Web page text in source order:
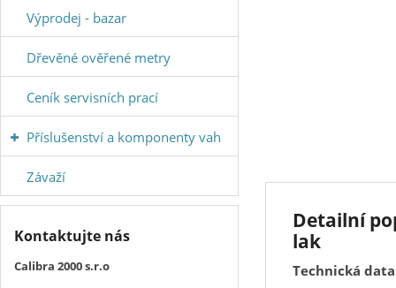
Detailní
lak
Technická
Výprodej - bazar
Dřevěné ověřené metry
Ceník servisních prací
Příslušenství a komponenty vah
Závaží
Kontaktujte nás
Calibra 2000 s.r.o